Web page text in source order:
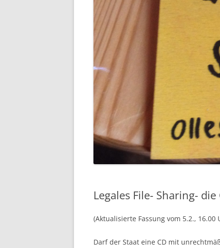
Legales File- Sharing-
(Aktualisierte Fassung vom 5.2., 16.00
Darf der Staat eine CD mit